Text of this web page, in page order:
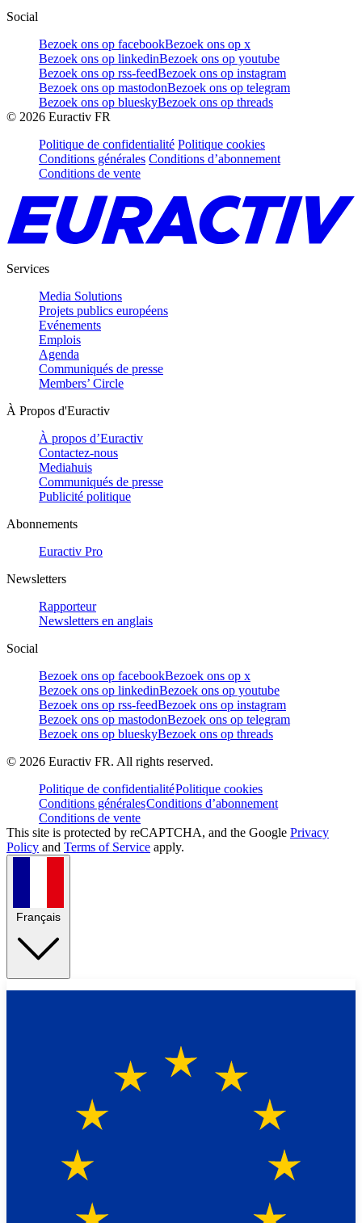
Social
Bezoek ons op facebookBezoek ons op x
Bezoek ons op linkedinBezoek ons op youtube
Bezoek ons op rss-feedBezoek ons op instagram
Bezoek ons op mastodonBezoek ons op telegram
Bezoek ons op blueskyBezoek ons op threads
© 2026 Euractiv FR
Politique de confidentialité Politique cookies
Conditions générales Conditions d’abonnement
Conditions de vente
Services
Media Solutions
Projets publics européens
Evénements
Emplois
Agenda
Communiqués de presse
Members’ Circle
À Propos d'Euractiv
À propos d’Euractiv
Contactez-nous
Mediahuis
Communiqués de presse
Publicité politique
Abonnements
Euractiv Pro
Newsletters
Rapporteur
Newsletters en anglais
Social
Bezoek ons op facebookBezoek ons op x
Bezoek ons op linkedinBezoek ons op youtube
Bezoek ons op rss-feedBezoek ons op instagram
Bezoek ons op mastodonBezoek ons op telegram
Bezoek ons op blueskyBezoek ons op threads
© 2026 Euractiv FR. All rights reserved.
Politique de confidentialitéPolitique cookies
Conditions généralesConditions d’abonnement
Conditions de vente
This site is protected by reCAPTCHA, and the Google Privacy
Policy and Terms of Service apply.
Français